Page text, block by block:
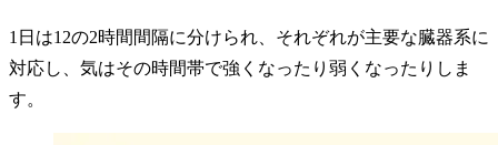
1日は12の2時間間隔に分けられ、それぞれが主要な臓器系に
対応し、気はその時間帯で強くなったり弱くなったりしま
す。